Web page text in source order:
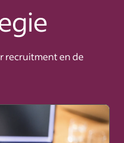
recruitment en de